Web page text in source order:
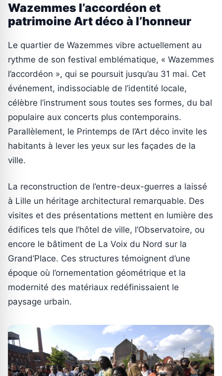
Wazemmes l’accordéon et
patrimoine Art déco à l’honneur
Le quartier de Wazemmes vibre actuellement au
rythme de son festival emblématique, « Wazemmes
l’accordéon », qui se poursuit jusqu’au 31 mai. Cet
événement, indissociable de l’identité locale,
célèbre l’instrument sous toutes ses formes, du bal
populaire aux concerts plus contemporains.
Parallèlement, le Printemps de l’Art déco invite les
habitants à lever les yeux sur les façades de la
ville.
La reconstruction de l’entre-deux-guerres a laissé
à Lille un héritage architectural remarquable. Des
visites et des présentations mettent en lumière des
édifices tels que l’hôtel de ville, l’Observatoire, ou
encore le bâtiment de La Voix du Nord sur la
Grand’Place. Ces structures témoignent d’une
époque où l’ornementation géométrique et la
modernité des matériaux redéfinissaient le
paysage urbain.